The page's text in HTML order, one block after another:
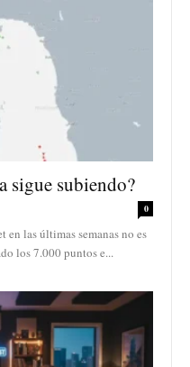
sigue subiendo?
0
en las últimas semanas no es
los 7.000 puntos e...